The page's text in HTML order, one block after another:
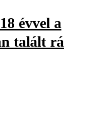
évvel a
talált rá